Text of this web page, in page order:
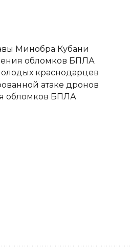
Минобра Кубани
обломков БПЛА
краснодарцев
атаке дронов
обломков БПЛА